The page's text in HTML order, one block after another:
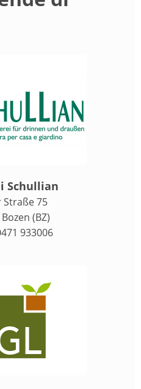
Schullian
75
(BZ)
933006